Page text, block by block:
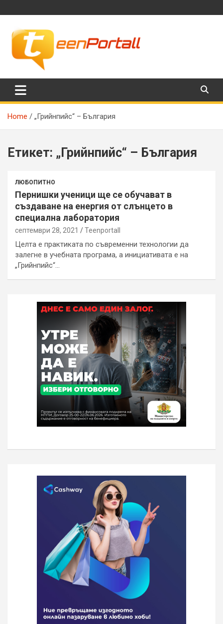
to
TeenPortall
Home „Грийнпийс“ – България
Етикет: „Грийнпийс“ – България
ЛЮБОПИТНО
Пернишки ученици ще се обучават в
създаване на енергия от слънцето в
специална лаборатория
септември 28, 2021 Teenportall
Целта е практиката по съвременни технологии да
залегне в учебната програма, а инициативата е на
„Грийнпийс“…